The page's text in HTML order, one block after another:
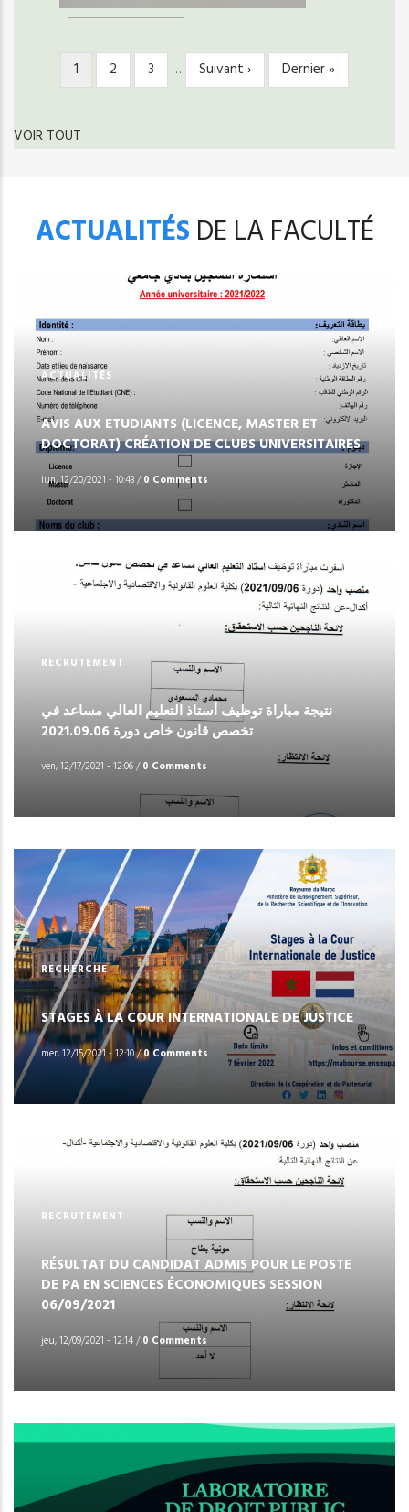
PAGINATION
Page
courante
1 Page
2 Page
3 …
Page
suivante
Suivant ›
Dernière
page
Dernier »
VOIR TOUT
ACTUALITÉS DE LA FACULTÉ
ACTUALITÉS
AVIS AUX ETUDIANTS (LICENCE, MASTER ET
DOCTORAT) CRÉATION DE CLUBS UNIVERSITAIRES
lun, 12/20/2021 - 10:43/0 Comments
RECRUTEMENT
نتيجة مباراة توظيف أستاذ التعليم العالي مساعد في
تخصص قانون خاص دورة 2021.09.06
ven, 12/17/2021 - 12:06/0 Comments
RECHERCHE
STAGES À LA COUR INTERNATIONALE DE JUSTICE
mer, 12/15/2021 - 12:10/0 Comments
RECRUTEMENT
RÉSULTAT DU CANDIDAT ADMIS POUR LE POSTE
DE PA EN SCIENCES ÉCONOMIQUES SESSION
06/09/2021
jeu, 12/09/2021 - 12:14/0 Comments